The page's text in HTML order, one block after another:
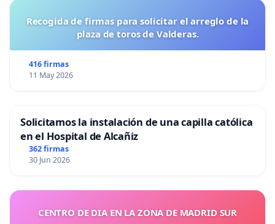
Recogida de firmas para solicitar el arreglo de la
plaza de toros de Valderas.
416 firmas
11 May 2026
Solicitamos la instalación de una capilla católica
en el Hospital de Alcañiz
362 firmas
30 Jun 2026
CENTRO DE DIA EN LA ZONA DE MADRID SUR